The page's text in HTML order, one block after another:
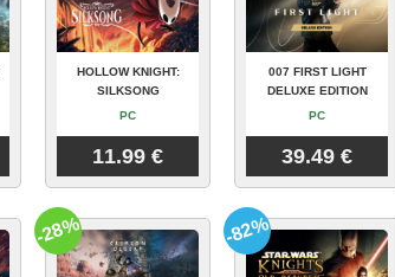
HOLLOW KNIGHT:
SILKSONG
PC
11.99 €
007 FIRST LIGHT
DELUXE EDITION
PC
39.49 €
-28% -82%